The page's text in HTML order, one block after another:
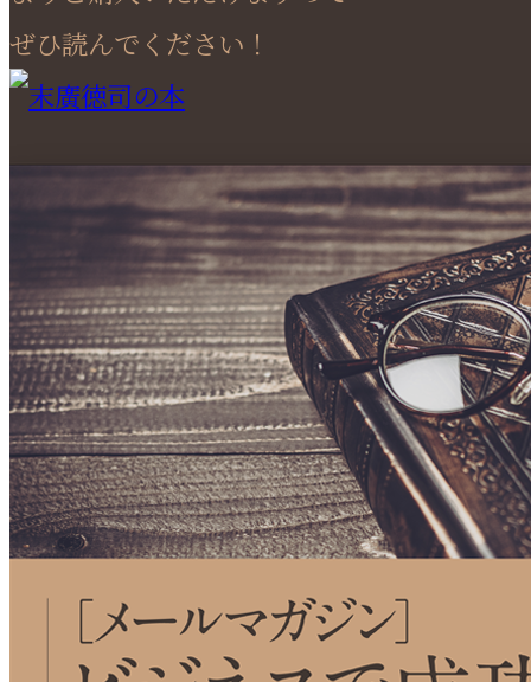
ぜひ読んでください！